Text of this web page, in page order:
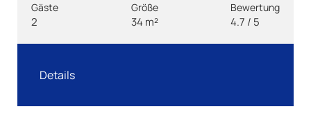
Gäste
2
Größe
34 m²
Bewertung
4.7 / 5
Details